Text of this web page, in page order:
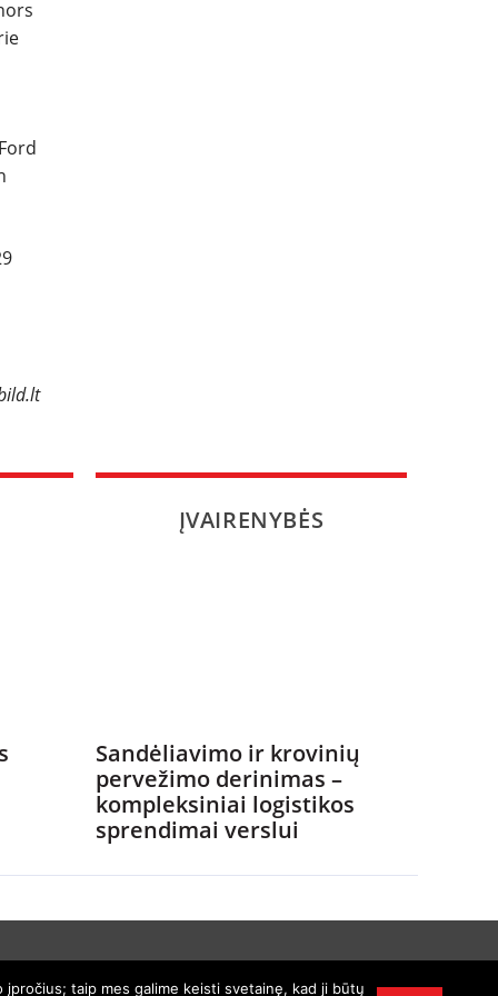
ĮVAIRENYBĖS
Sandėliavimo ir krovinių
pervežimo derinimas –
kompleksiniai logistikos
sprendimai verslui
taip mes galime keisti svetainę, kad ji būtų